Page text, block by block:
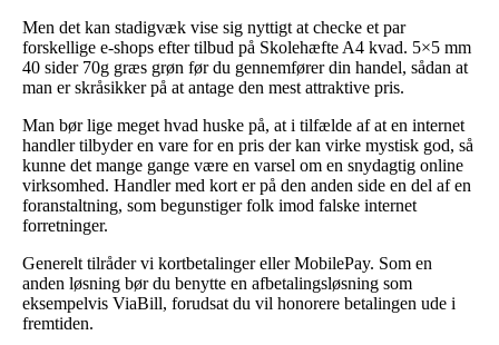
Men det kan stadigvæk vise sig nyttigt at checke et par
forskellige e-shops efter tilbud på Skolehæfte A4 kvad. 5×5 mm
40 sider 70g græs grøn før du gennemfører din handel, sådan at
man er skråsikker på at antage den mest attraktive pris.
Man bør lige meget hvad huske på, at i tilfælde af at en internet
handler tilbyder en vare for en pris der kan virke mystisk god, så
kunne det mange gange være en varsel om en snydagtig online
virksomhed. Handler med kort er på den anden side en del af en
foranstaltning, som begunstiger folk imod falske internet
forretninger.
Generelt tilråder vi kortbetalinger eller MobilePay. Som en
anden løsning bør du benytte en afbetalingsløsning som
eksempelvis ViaBill, forudsat du vil honorere betalingen ude i
fremtiden.